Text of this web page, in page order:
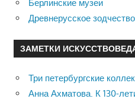
Берлинские музеи
Древнерусское зодчество
ЗАМЕТКИ
Три петербургские
Анна Ахматова. К 130-